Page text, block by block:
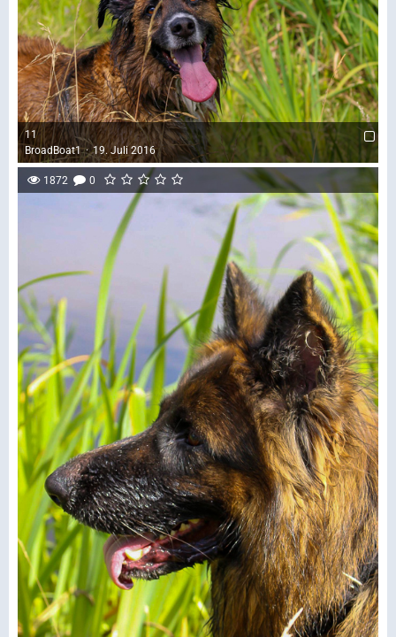
11
BroadBoat1
19. Juli 2016
1872 0